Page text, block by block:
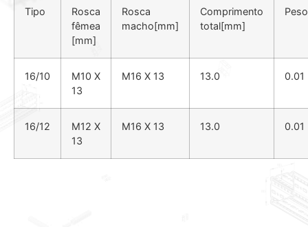
Tipo
Rosca
fêmea
[mm]
Rosca
macho[mm]
Comprimento
total[mm]
16/10
M10 X
13
M16 X 13 13.0 0.01
16/12
M12 X
13
M16 X 13 13.0 0.01